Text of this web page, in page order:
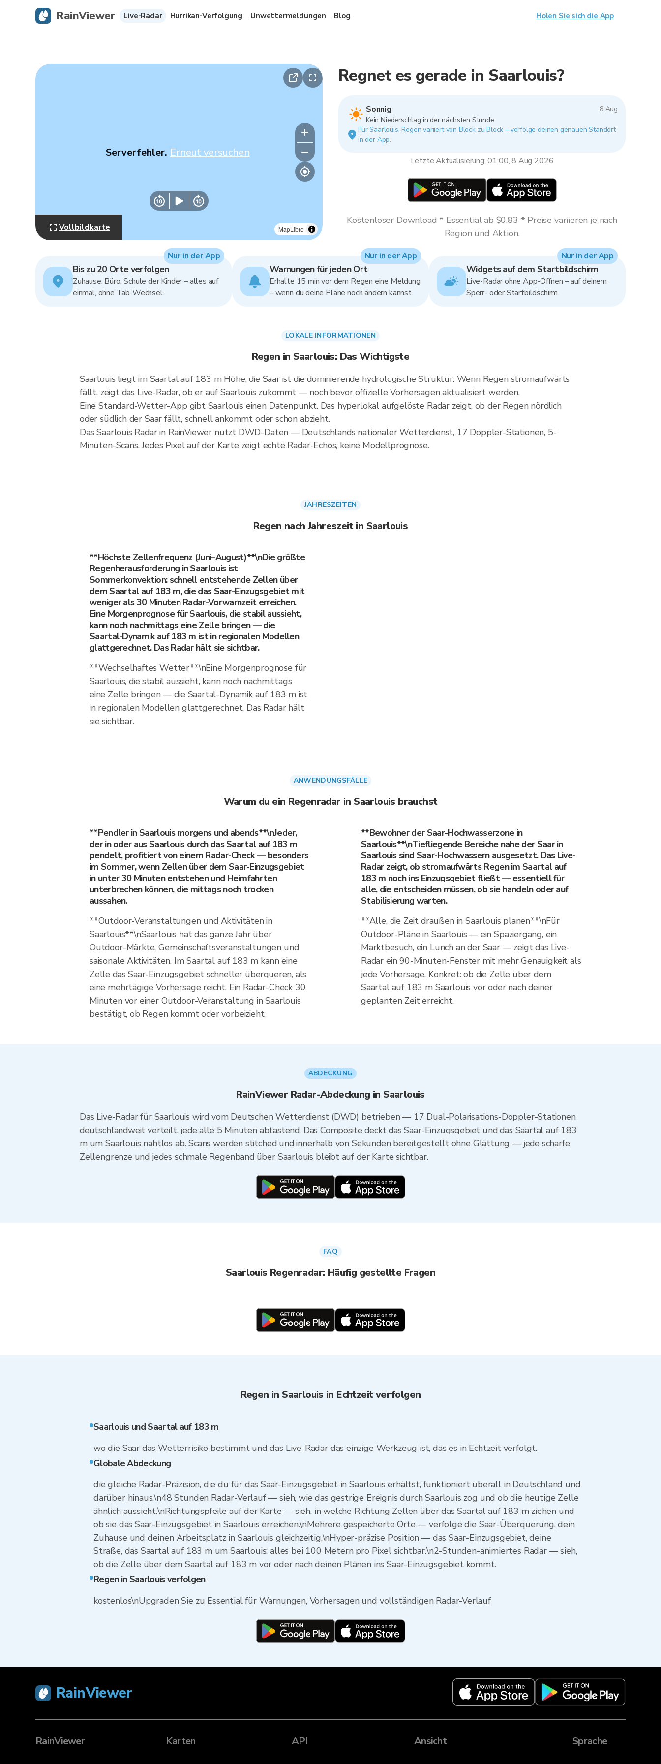
MapLibre
Serverfehler. Erneut versuchen
Vollbildkarte
Regnet es gerade in Saarlouis?
Sonnig
8 Aug
Kein Niederschlag in der nächsten Stunde.
Für Saarlouis. Regen variiert von Block zu Block – verfolge deinen genauen Standort
in der App.
Letzte Aktualisierung: 01:00, 8 Aug 2026
Kostenloser Download * Essential ab $0,83 * Preise variieren je nach
Region und Aktion.
Bis zu 20 Orte verfolgen
Zuhause, Büro, Schule der Kinder – alles auf
einmal, ohne Tab-Wechsel.
Nur in der App
Warnungen für jeden Ort
Erhalte 15 min vor dem Regen eine Meldung
– wenn du deine Pläne noch ändern kannst.
Nur in der App
Widgets auf dem Startbildschirm
Live-Radar ohne App-Öffnen – auf deinem
Sperr- oder Startbildschirm.
Nur in der App
LOKALE INFORMATIONEN
Regen in Saarlouis: Das Wichtigste
Saarlouis liegt im Saartal auf 183 m Höhe, die Saar ist die dominierende hydrologische Struktur. Wenn Regen stromaufwärts
fällt, zeigt das Live-Radar, ob er auf Saarlouis zukommt — noch bevor offizielle Vorhersagen aktualisiert werden.
Eine Standard-Wetter-App gibt Saarlouis einen Datenpunkt. Das hyperlokal aufgelöste Radar zeigt, ob der Regen nördlich
oder südlich der Saar fällt, schnell ankommt oder schon abzieht.
Das Saarlouis Radar in RainViewer nutzt DWD-Daten — Deutschlands nationaler Wetterdienst, 17 Doppler-Stationen, 5-
Minuten-Scans. Jedes Pixel auf der Karte zeigt echte Radar-Echos, keine Modellprognose.
JAHRESZEITEN
Regen nach Jahreszeit in Saarlouis
**Höchste Zellenfrequenz (Juni–August)**\nDie größte
Regenherausforderung in Saarlouis ist
Sommerkonvektion: schnell entstehende Zellen über
dem Saartal auf 183 m, die das Saar-Einzugsgebiet mit
weniger als 30 Minuten Radar-Vorwarnzeit erreichen.
Eine Morgenprognose für Saarlouis, die stabil aussieht,
kann noch nachmittags eine Zelle bringen — die
Saartal-Dynamik auf 183 m ist in regionalen Modellen
glattgerechnet. Das Radar hält sie sichtbar.
**Wechselhaftes Wetter**\nEine Morgenprognose für
Saarlouis, die stabil aussieht, kann noch nachmittags
eine Zelle bringen — die Saartal-Dynamik auf 183 m ist
in regionalen Modellen glattgerechnet. Das Radar hält
sie sichtbar.
ANWENDUNGSFÄLLE
Warum du ein Regenradar in Saarlouis brauchst
**Pendler in Saarlouis morgens und abends**\nJeder,
der in oder aus Saarlouis durch das Saartal auf 183 m
pendelt, profitiert von einem Radar-Check — besonders
im Sommer, wenn Zellen über dem Saar-Einzugsgebiet
in unter 30 Minuten entstehen und Heimfahrten
unterbrechen können, die mittags noch trocken
aussahen.
**Outdoor-Veranstaltungen und Aktivitäten in
Saarlouis**\nSaarlouis hat das ganze Jahr über
Outdoor-Märkte, Gemeinschaftsveranstaltungen und
saisonale Aktivitäten. Im Saartal auf 183 m kann eine
Zelle das Saar-Einzugsgebiet schneller überqueren, als
eine mehrtägige Vorhersage reicht. Ein Radar-Check 30
Minuten vor einer Outdoor-Veranstaltung in Saarlouis
bestätigt, ob Regen kommt oder vorbeizieht.
**Bewohner der Saar-Hochwasserzone in
Saarlouis**\nTiefliegende Bereiche nahe der Saar in
Saarlouis sind Saar-Hochwassern ausgesetzt. Das Live-
Radar zeigt, ob stromaufwärts Regen im Saartal auf
183 m noch ins Einzugsgebiet fließt — essentiell für
alle, die entscheiden müssen, ob sie handeln oder auf
Stabilisierung warten.
**Alle, die Zeit draußen in Saarlouis planen**\nFür
Outdoor-Pläne in Saarlouis — ein Spaziergang, ein
Marktbesuch, ein Lunch an der Saar — zeigt das Live-
Radar ein 90-Minuten-Fenster mit mehr Genauigkeit als
jede Vorhersage. Konkret: ob die Zelle über dem
Saartal auf 183 m Saarlouis vor oder nach deiner
geplanten Zeit erreicht.
ABDECKUNG
RainViewer Radar-Abdeckung in Saarlouis
Das Live-Radar für Saarlouis wird vom Deutschen Wetterdienst (DWD) betrieben — 17 Dual-Polarisations-Doppler-Stationen
deutschlandweit verteilt, jede alle 5 Minuten abtastend. Das Composite deckt das Saar-Einzugsgebiet und das Saartal auf 183
m um Saarlouis nahtlos ab. Scans werden stitched und innerhalb von Sekunden bereitgestellt ohne Glättung — jede scharfe
Zellengrenze und jedes schmale Regenband über Saarlouis bleibt auf der Karte sichtbar.
FAQ
Saarlouis Regenradar: Häufig gestellte Fragen
Regen in Saarlouis in Echtzeit verfolgen
Saarlouis und Saartal auf 183 m
wo die Saar das Wetterrisiko bestimmt und das Live-Radar das einzige Werkzeug ist, das es in Echtzeit verfolgt.
Globale Abdeckung
die gleiche Radar-Präzision, die du für das Saar-Einzugsgebiet in Saarlouis erhältst, funktioniert überall in Deutschland und
darüber hinaus.\n48 Stunden Radar-Verlauf — sieh, wie das gestrige Ereignis durch Saarlouis zog und ob die heutige Zelle
ähnlich aussieht.\nRichtungspfeile auf der Karte — sieh, in welche Richtung Zellen über das Saartal auf 183 m ziehen und
ob sie das Saar-Einzugsgebiet in Saarlouis erreichen.\nMehrere gespeicherte Orte — verfolge die Saar-Überquerung, dein
Zuhause und deinen Arbeitsplatz in Saarlouis gleichzeitig.\nHyper-präzise Position — das Saar-Einzugsgebiet, deine
Straße, das Saartal auf 183 m um Saarlouis: alles bei 100 Metern pro Pixel sichtbar.\n2-Stunden-animiertes Radar — sieh,
ob die Zelle über dem Saartal auf 183 m vor oder nach deinen Plänen ins Saar-Einzugsgebiet kommt.
Regen in Saarlouis verfolgen
kostenlos\nUpgraden Sie zu Essential für Warnungen, Vorhersagen und vollständigen Radar-Verlauf
RainViewer
RainViewer Karten API Ansicht Sprache
RainViewer Live-Radar Hurrikan-Verfolgung Unwettermeldungen Blog Holen Sie sich die App